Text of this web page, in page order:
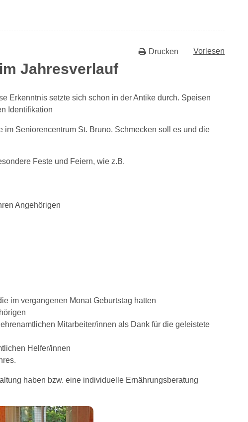
Vorlesen
Drucken
Jahresverlauf
Erkenntnis setzte sich schon in der Antike durch. Speisen
Identifikation
im Seniorencentrum St. Bruno. Schmecken soll es und die
Feste und Feiern, wie z.B.
Angehörigen
im vergangenen Monat Geburtstag hatten
Mitarbeiter/innen als Dank für die geleistete
Helfer/innen
haben bzw. eine individuelle Ernährungsberatung